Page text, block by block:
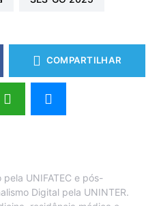
COMPARTILHAR
UNIFATEC e pós-
Digital pela UNINTER.